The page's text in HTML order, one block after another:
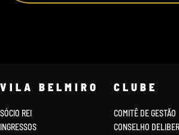
VILA BELMIRO
SÓCIO REI
INGRESSOS
CLUBE
COMITÊ DE GESTÃO
CONSELHO